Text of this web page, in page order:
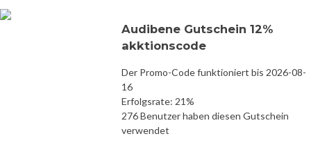
Audibene Gutschein 12%
akktionscode
Der Promo-Code funktioniert bis 2026-08-
16
Erfolgsrate: 21%
276 Benutzer haben diesen Gutschein
verwendet